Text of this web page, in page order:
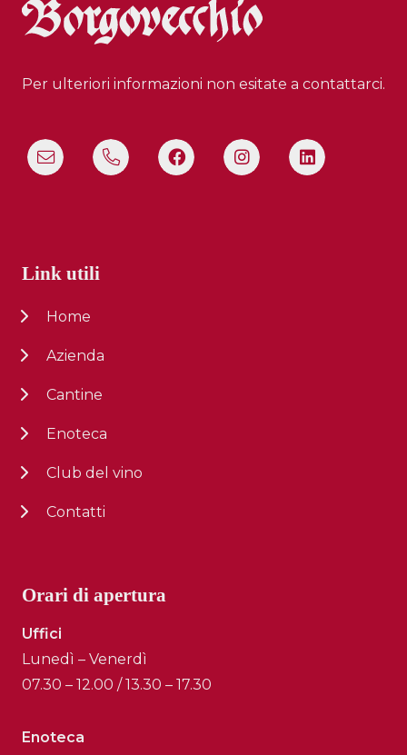
Per ulteriori informazioni non esitate a contattarci.
Link utili
Home
Azienda
Cantine
Enoteca
Club del vino
Contatti
Orari di apertura
Uffici
Lunedì – Venerdì
07.30 – 12.00 / 13.30 – 17.30
Enoteca